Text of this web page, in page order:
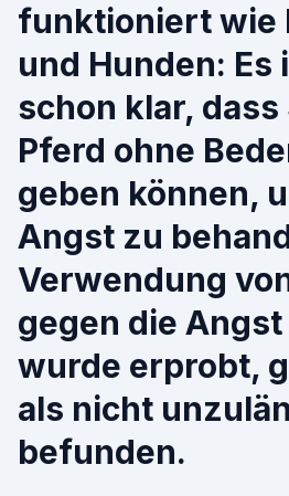
funktioniert wie
und Hunden: Es
schon klar, dass
Pferd ohne
geben können,
Angst zu
Verwendung
gegen die
wurde erprobt,
als nicht
befunden.